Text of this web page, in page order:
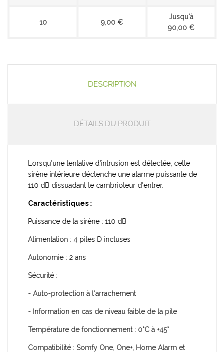
10 9,00 €
Jusqu'à
90,00 €
DESCRIPTION
DÉTAILS DU PRODUIT
Lorsqu'une tentative d'intrusion est détectée, cette
sirène intérieure déclenche une alarme puissante de
110 dB dissuadant le cambrioleur d'entrer.
Caractéristiques :
Puissance de la sirène : 110 dB
Alimentation : 4 piles D incluses
Autonomie : 2 ans
Sécurité :
- Auto-protection à l'arrachement
- Information en cas de niveau faible de la pile
Température de fonctionnement : 0°C à +45°
Compatibilité : Somfy One, One+, Home Alarm et